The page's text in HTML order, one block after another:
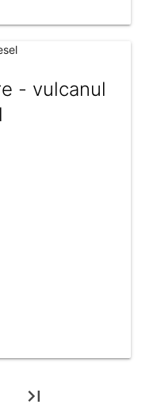
- vulcanul
last_page